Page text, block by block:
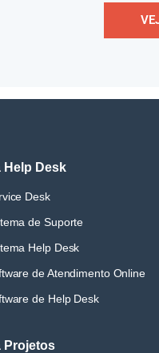
Help Desk
Desk
de Suporte
Help Desk
de Atendimento Online
de Help Desk
Projetos